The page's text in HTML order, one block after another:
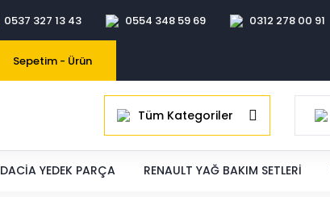
0537 327 13 43 0554 348 59 69 0312 278 00 91
Sepetim - Ürün
Tüm Kategoriler
DACIA YEDEK PARÇA RENAULT YAĞ BAKIM SETLERI